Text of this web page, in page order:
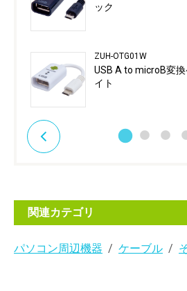
ック
ZUH-OTG01W
USB A to microB変
イト
関連カテゴリ
パソコン周辺機器 ケーブル